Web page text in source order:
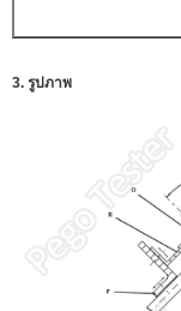
3. รูปภาพ